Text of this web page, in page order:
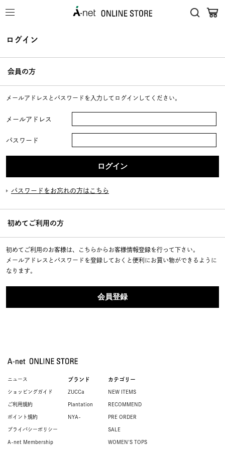
ログイン
会員の方
メールアドレスとパスワードを入力してログインしてください。
メールアドレス
パスワード
パスワードをお忘れの方はこちら
初めてご利用の方
初めてご利用のお客様は、こちらからお客様情報登録を行って下さい。
メールアドレスとパスワードを登録しておくと便利にお買い物ができるように
なります。
ニュース
ショッピングガイド
ご利用規約
ポイント規約
プライバシーポリシー
A-net Membership
ブランド
ZUCCa
Plantation
NYA-
カテゴリー
NEW ITEMS
RECOMMEND
PRE ORDER
SALE
WOMEN'S TOPS